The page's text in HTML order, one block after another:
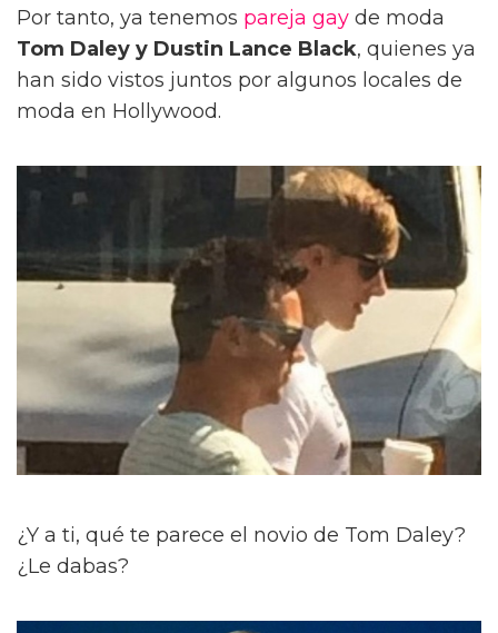
Por tanto, ya tenemos pareja gay de moda
Tom Daley y Dustin Lance Black, quienes ya
han sido vistos juntos por algunos locales de
moda en Hollywood.
¿Y a ti, qué te parece el novio de Tom Daley?
¿Le dabas?